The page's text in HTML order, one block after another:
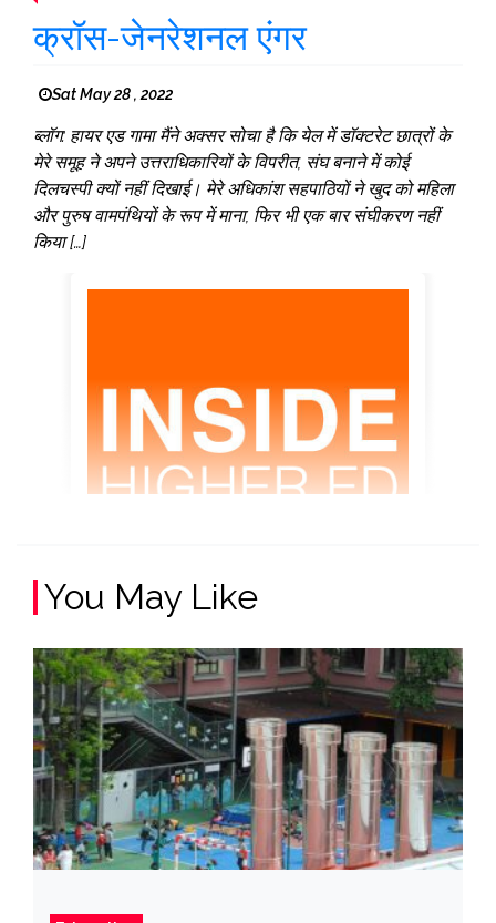
क्रॉस-जेनरेशनल एंगर
Sat May 28 , 2022
ब्लॉग: हायर एड गामा मैंने अक्सर सोचा है कि येल में डॉक्टरेट छात्रों के
मेरे समूह ने अपने उत्तराधिकारियों के विपरीत, संघ बनाने में कोई
दिलचस्पी क्यों नहीं दिखाई। मेरे अधिकांश सहपाठियों ने खुद को महिला
और पुरुष वामपंथियों के रूप में माना, फिर भी एक बार संघीकरण नहीं
किया […]
You May Like